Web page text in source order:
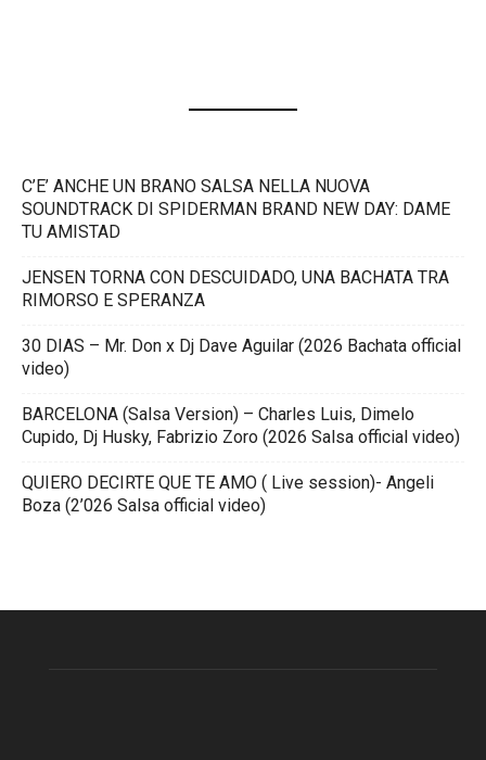
C’E’ ANCHE UN BRANO SALSA NELLA NUOVA
SOUNDTRACK DI SPIDERMAN BRAND NEW DAY: DAME
TU AMISTAD
JENSEN TORNA CON DESCUIDADO, UNA BACHATA TRA
RIMORSO E SPERANZA
30 DIAS – Mr. Don x Dj Dave Aguilar (2026 Bachata official
video)
BARCELONA (Salsa Version) – Charles Luis, Dimelo
Cupido, Dj Husky, Fabrizio Zoro (2026 Salsa official video)
QUIERO DECIRTE QUE TE AMO ( Live session)- Angeli
Boza (2’026 Salsa official video)